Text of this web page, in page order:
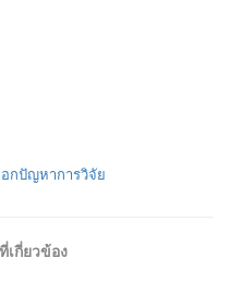
กปัญหาการวิจัย
เกี่ยวข้อง